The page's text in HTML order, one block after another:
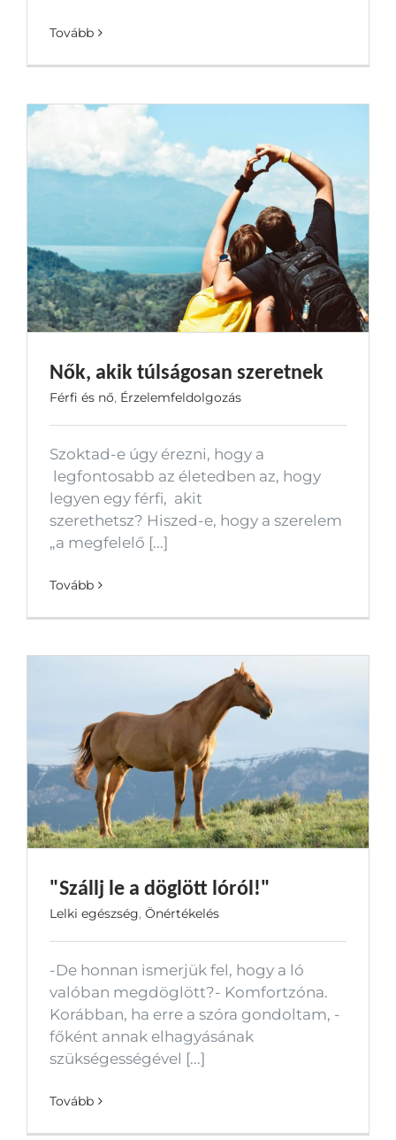
Tovább
Nők, akik túlságosan szeretnek
Férfi és nő, Érzelemfeldolgozás
Szoktad-e úgy érezni, hogy a
legfontosabb az életedben az, hogy
legyen egy férfi, akit
szerethetsz? Hiszed-e, hogy a szerelem
„a megfelelő [...]
Tovább
"Szállj le a döglött lóról!"
Lelki egészség, Önértékelés
-De honnan ismerjük fel, hogy a ló
valóban megdöglött?- Komfortzóna.
Korábban, ha erre a szóra gondoltam, -
főként annak elhagyásának
szükségességével [...]
Tovább